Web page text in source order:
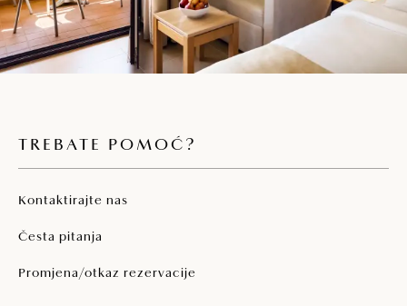
TREBATE POMOĆ?
Kontaktirajte nas
Česta pitanja
Promjena/otkaz rezervacije